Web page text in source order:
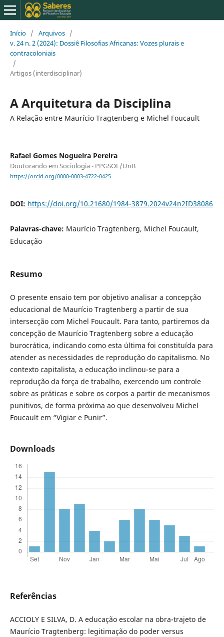
Início / Arquivos /
v. 24 n. 2 (2024): Dossiê Filosofias Africanas: Vozes plurais e
contracoloniais
/
Artigos (interdisciplinar)
A Arquitetura da Disciplina
A Relação entre Maurício Tragtenberg e Michel Foucault
Rafael Gomes Nogueira Pereira
Doutorando em Sociologia - PPGSOL/UnB
https://orcid.org/0000-0003-4722-0425
DOI: https://doi.org/10.21680/1984-3879.2024v24n2ID38086
Palavras-chave: Maurício Tragtenberg, Michel Foucault,
Educação
Resumo
O presente ensaio tem por objetivo analisar a concepção
educacional de Maurício Tragtenberg a partir de sua
intersecção com Michel Foucault. Para tanto, partiremos da
concepção de Maurício Tragtenberg sobre a educação
burocrática, indicando como esta última foi constituída para
atender as necessidades de reprodução do capitalismo. No
contexto capitalista, a educação inclinou-se para a
reprodução da força de trabalho, exercendo um controle
sobre as práticas e sobre os corpos a partir de mecanismos
punitivos, de forma próxima ao que desenvolveu Michel
Foucault em “Vigiar e Punir”.
Downloads
Referências
ACCIOLY E SILVA, D. A educação escolar na obra-trajeto de
Maurício Tragtenberg: legitimação do poder versus